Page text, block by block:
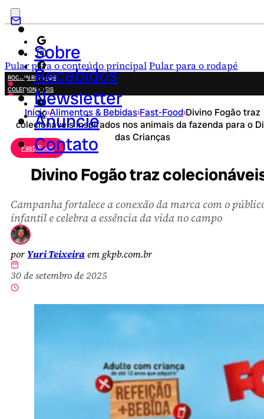
Pular para o conteúdo principalPular para o rodapé
Sobre
Recebidos
Newsletter
Anuncie
Contato
ROCK IN RIO 2026
COLECIONÁVEIS
FESTA JUNINA
NOVIDADES
CAMPANHAS CRIATIVAS
Início›Alimentos & Bebidas›Fast-Food›Divino Fogão traz
colecionáveis inspirados nos animais da fazenda para o
das Crianças
Fast-Food
Divino Fogão traz
Campanha fortalece a conexão da marca com o
infantil e celebra a essência da vida no campo
por Yuri Teixeiraem gkpb.com.br
30 de setembro de 2025